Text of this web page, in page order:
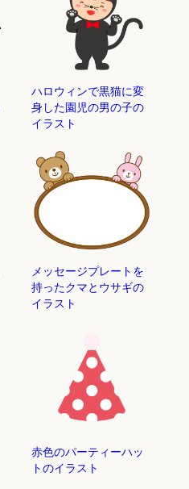
ハロウィンで黒猫に変
身した園児の男の子の
イラスト
メッセージプレートを
持ったクマとウサギの
イラスト
赤色のパーティーハッ
トのイラスト